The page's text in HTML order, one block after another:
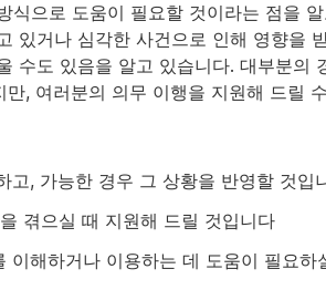
식으로 도움이 필요할 것이라는 점을
있거나 심각한 사건으로 인해 영향을
수도 있음을 알고 있습니다. 대부분의
, 여러분의 의무 이행을 지원해 드릴
고, 가능한 경우 그 상황을 반영할 것입
겪으실 때 지원해 드릴 것입니다
이해하거나 이용하는 데 도움이 필요하